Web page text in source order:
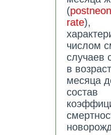
(
rate),
числом
случаев
в
месяца
состав